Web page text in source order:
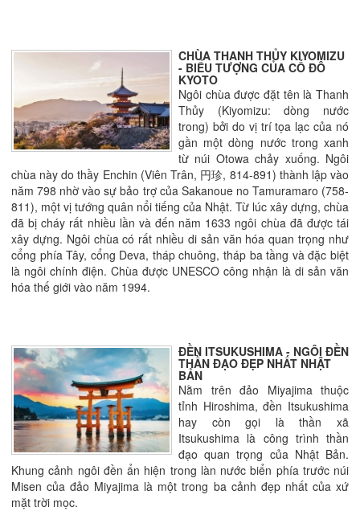
CHÙA THANH THỦY KIYOMIZU
- BIỂU TƯỢNG CỦA CỐ ĐÔ
KYOTO
Ngôi chùa được đặt tên là Thanh
Thủy (Kiyomizu: dòng nước
trong) bởi do vị trí tọa lạc của nó
gần một dòng nước trong xanh
từ núi Otowa chảy xuống. Ngôi
chùa này do thầy Enchin (Viên Trân, 円珍, 814-891) thành lập vào
năm 798 nhờ vào sự bảo trợ của Sakanoue no Tamuramaro (758-
811), một vị tướng quân nổi tiếng của Nhật. Từ lúc xây dựng, chùa
đã bị cháy rất nhiều lần và đến năm 1633 ngôi chùa đã được tái
xây dựng. Ngôi chùa có rất nhiều di sản văn hóa quan trọng như
cổng phía Tây, cổng Deva, tháp chuông, tháp ba tầng và đặc biệt
là ngôi chính điện. Chùa được UNESCO công nhận là di sản văn
hóa thế giới vào năm 1994.
ĐỀN ITSUKUSHIMA - NGÔI ĐỀN
THẦN ĐẠO ĐẸP NHẤT NHẬT
BẢN
Nằm trên đảo Miyajima thuộc
tỉnh Hiroshima, đền Itsukushima
hay còn gọi là thần xã
Itsukushima là công trình thần
đạo quan trọng của Nhật Bản.
Khung cảnh ngôi đền ẩn hiện trong làn nước biển phía trước núi
Misen của đảo Miyajima là một trong ba cảnh đẹp nhất của xứ
mặt trời mọc.